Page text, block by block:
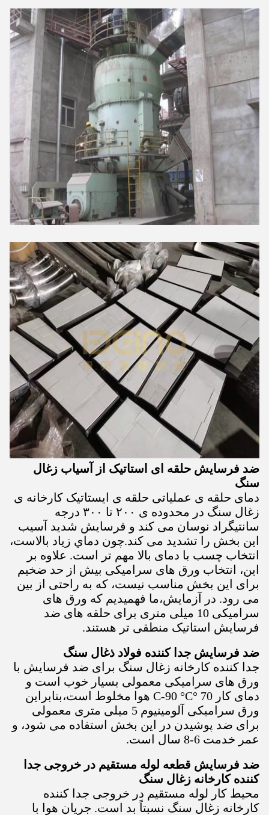
ضد فرسایش حلقه ای استاتیک از آسیاب زغال
سنگ
دمای حلقه ی عملیاتی حلقه ی ایستاتیک کارخانه ی
زغال سنگ در محدوده ی ۲۰۰ تا ۳۰۰ درجه
سانتیگراد نوسان می کند و فرسایش شدید آسیب
این بخش را تشدید می کند.چون دماي زياد بالاست،
انتخاب چسب با دمای بالا مهم تر است. علاوه بر
این، انتخاب ورق های سرامیکی بیش از حد ضخیم
برای این بخش مناسب نیست، که به راحتی از بین
می رود. در آزمایش،ما فهمیدیم که ورق های
سرامیکی 10 میلی متری برای حلقه های ضد
فرسایش استاتیک منطقی تر هستند.
ضد فرسایش جدا کننده فولاد ذغال سنگ
جدا کننده کارخانه زغال سنگ برای ضد فرسایش با
ورق های سرامیکی معمولی بسیار خوب است و
دمای کار 70 °C-90 °C هوا مخلوط است،بنابراین
ورق سرامیکی آلومینیوم 5 میلی متری معمولی
برای ضد پوشیدن در این بخش استفاده می شود، و
عمر خدمت 6-8 سال است.
ضد فرسایش قطعه لوله مستقیم در خروجی جدا
کننده کارخانه زغال سنگ
محیط کار لوله مستقیم در خروجی جدا کننده
کارخانه زغال سنگ نسبتاً بد است. جریان هوا با